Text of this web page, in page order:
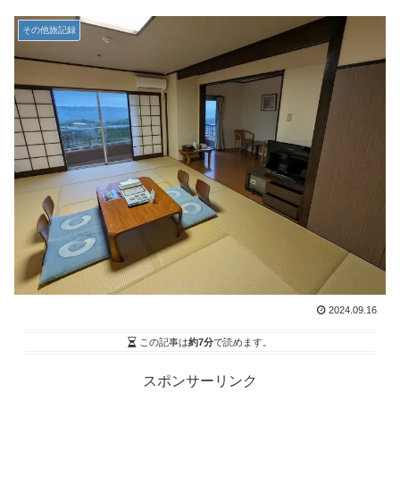
その他旅記録
2024.09.16
この記事は約7分で読めます。
スポンサーリンク